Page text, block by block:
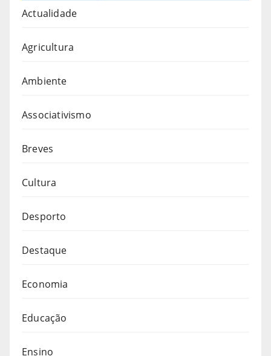
Actualidade
Agricultura
Ambiente
Associativismo
Breves
Cultura
Desporto
Destaque
Economia
Educação
Ensino